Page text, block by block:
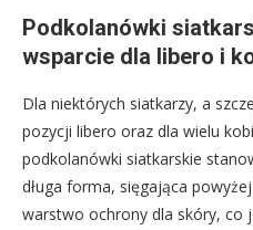
Podkolanówki
wsparcie dla libero i
Dla niektórych siatkarzy, a
pozycji libero oraz dla wielu
podkolanówki siatkarskie
długa forma, sięgająca
warstwo ochrony dla skóry, co